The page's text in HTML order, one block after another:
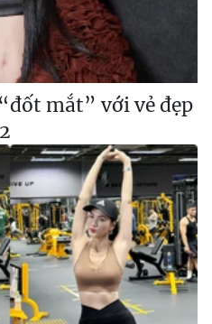
mắt” với vẻ đẹp